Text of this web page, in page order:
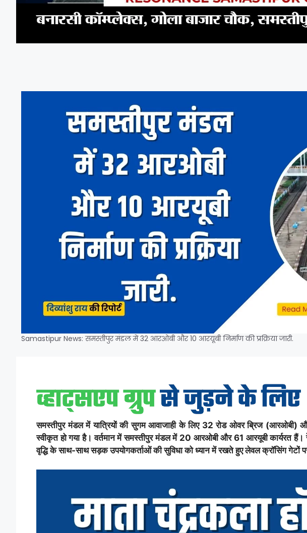
Samastipur News: समस्तीपुर मंडल में 32 आरओबी और 10 आरयूबी निर्माण की प्रक्रिया जारी.
समस्तीपुर मंडल में यात्रियों की सुगम आवाजाही के लिए 32 रोड ओवर ब्रिज (आरओबी)
स्वीकृत हो गया है। वर्तमान में समस्तीपुर मंडल में 20 आरओबी और 61 आरयूबी कार्यरत हैं।
वृद्धि के साथ-साथ सड़क उपयोगकर्ताओं की सुविधा को ध्यान में रखते हुए लेवल क्रॉसिंग गेटों